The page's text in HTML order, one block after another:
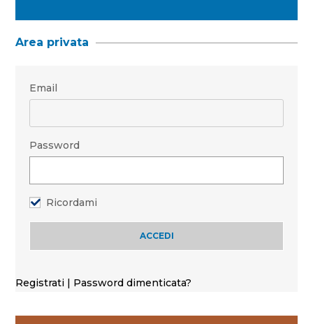
Area privata
Email
Password
Ricordami
Registrati | Password dimenticata?